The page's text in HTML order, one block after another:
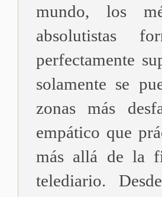
mundo, los
absolutistas
perfectamente
solamente se
zonas más
empático que
más allá de la
telediario.